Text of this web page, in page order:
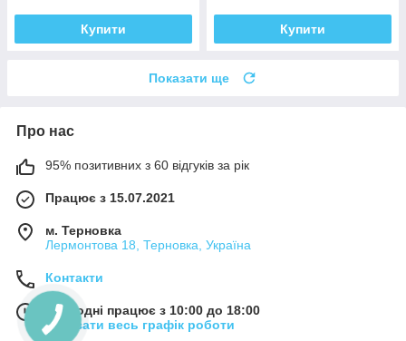
Купити Купити
Показати ще
Про нас
95% позитивних з 60 відгуків за рік
Працює з 15.07.2021
м. Терновка
Лермонтова 18, Терновка, Україна
Контакти
Сьогодні працює з 10:00 до 18:00
Показати весь графік роботи